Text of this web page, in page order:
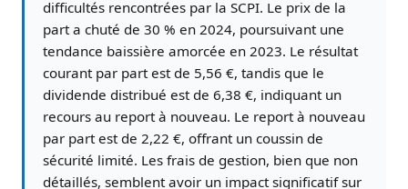
difficultés rencontrées par la SCPI. Le prix de la
part a chuté de 30 % en 2024, poursuivant une
tendance baissière amorcée en 2023. Le résultat
courant par part est de 5,56 €, tandis que le
dividende distribué est de 6,38 €, indiquant un
recours au report à nouveau. Le report à nouveau
par part est de 2,22 €, offrant un coussin de
sécurité limité. Les frais de gestion, bien que non
détaillés, semblent avoir un impact significatif sur